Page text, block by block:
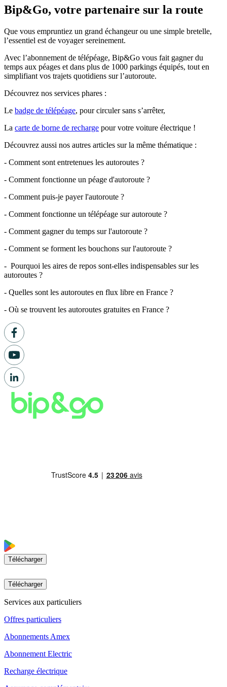
Bip&Go, votre partenaire sur la route
Que vous empruntiez un grand échangeur ou une simple bretelle,
l’essentiel est de voyager sereinement.
Avec l’abonnement de télépéage, Bip&Go vous fait gagner du
temps aux péages et dans plus de 1000 parkings équipés, tout en
simplifiant vos trajets quotidiens sur l’autoroute.
Découvrez nos services phares :
Le badge de télépéage, pour circuler sans s’arrêter,
La carte de borne de recharge pour votre voiture électrique !
Découvrez aussi nos autres articles sur la même thématique :
- Comment sont entretenues les autoroutes ?
- Comment fonctionne un péage d'autoroute ?
- Comment puis-je payer l'autoroute ?
- Comment fonctionne un télépéage sur autoroute ?
- Comment gagner du temps sur l'autoroute ?
- Comment se forment les bouchons sur l'autoroute ?
- Pourquoi les aires de repos sont-elles indispensables sur les
autoroutes ?
- Quelles sont les autoroutes en flux libre en France ?
- Où se trouvent les autoroutes gratuites en France ?
Télécharger
Télécharger
Services aux particuliers
Offres particuliers
Abonnements Amex
Abonnement Electric
Recharge électrique